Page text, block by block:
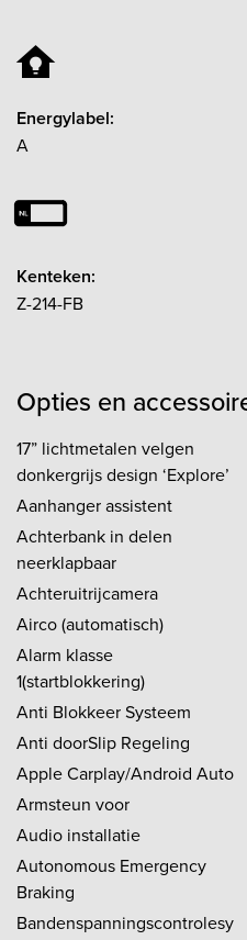
Energylabel:
A
Kenteken:
Z-214-FB
Opties en
17” lichtmetalen velgen
donkergrijs design ‘Explore’
Aanhanger assistent
Achterbank in delen
neerklapbaar
Achteruitrijcamera
Airco (automatisch)
Alarm klasse
1(startblokkering)
Anti Blokkeer Systeem
Anti doorSlip Regeling
Apple Carplay/Android Auto
Armsteun voor
Audio installatie
Autonomous Emergency
Braking
Bandenspanningscontrolesy